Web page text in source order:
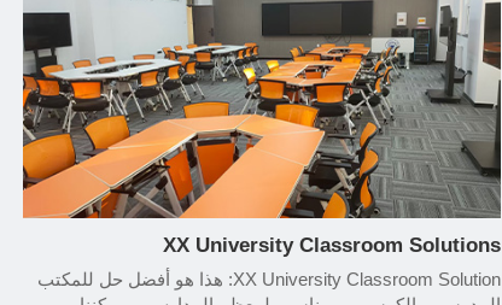
XX University Classroom Solutions
XX University Classroom Solution: هذا هو أفضل حل للمكتب